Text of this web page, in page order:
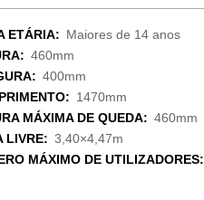
ETÁRIA: Maiores de 14 anos
460mm
400mm
1470mm
MÁXIMA DE QUEDA: 460mm
LIVRE: 3,40×4,47m
MÁXIMO DE UTILIZADORES: